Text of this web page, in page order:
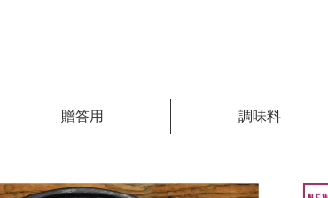
贈答用 調味料